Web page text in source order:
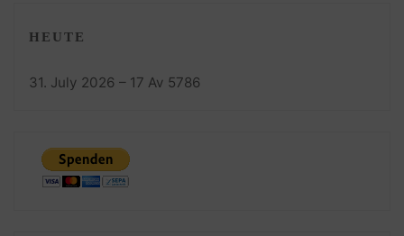
HEUTE
31. July 2026 – 17 Av 5786